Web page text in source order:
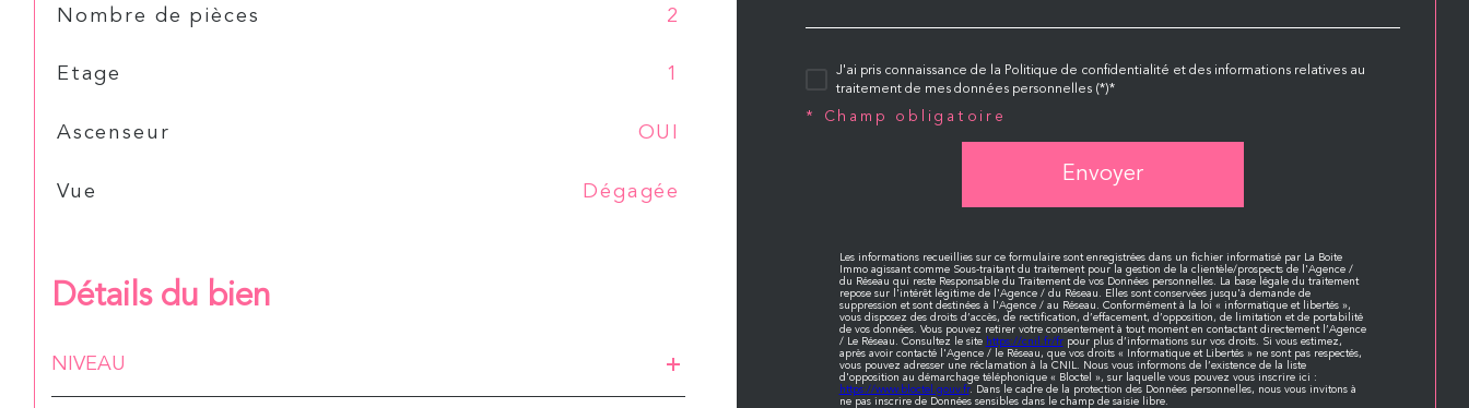
Nombre de pièces 2
Etage 1
Ascenseur OUI
Vue Dégagée
Détails du bien
NIVEAU
J'ai pris connaissance de la Politique de confidentialité et des informations relatives au
traitement de mes données personnelles (*)*
* Champ obligatoire
Envoyer
Les informations recueillies sur ce formulaire sont enregistrées dans un fichier informatisé par La Boite
Immo agissant comme Sous-traitant du traitement pour la gestion de la clientèle/prospects de l'Agence /
du Réseau qui reste Responsable du Traitement de vos Données personnelles. La base légale du traitement
repose sur l'intérêt légitime de l'Agence / du Réseau. Elles sont conservées jusqu'à demande de
suppression et sont destinées à l'Agence / au Réseau. Conformément à la loi « informatique et libertés »,
vous disposez des droits d’accès, de rectification, d’effacement, d’opposition, de limitation et de portabilité
de vos données. Vous pouvez retirer votre consentement à tout moment en contactant directement l’Agence
/ Le Réseau. Consultez le site https://cnil.fr/frpour plus d’informations sur vos droits. Si vous estimez,
après avoir contacté l'Agence / le Réseau, que vos droits « Informatique et Libertés » ne sont pas respectés,
vous pouvez adresser une réclamation à la CNIL. Nous vous informons de l’existence de la liste
d'opposition au démarchage téléphonique « Bloctel », sur laquelle vous pouvez vous inscrire ici :
https://www.bloctel.gouv.fr. Dans le cadre de la protection des Données personnelles, nous vous invitons à
ne pas inscrire de Données sensibles dans le champ de saisie libre.